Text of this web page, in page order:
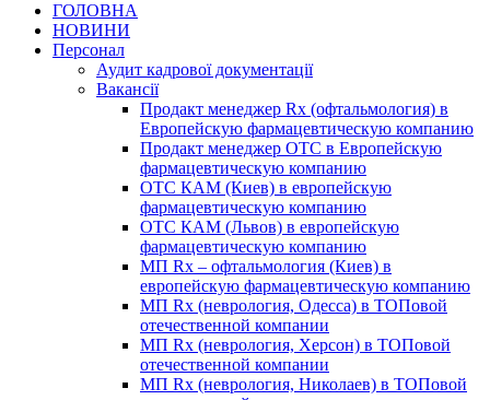
ГОЛОВНА
НОВИНИ
Персонал
Аудит кадрової документації
Вакансії
Продакт менеджер Rx (офтальмология) в
Европейскую фармацевтическую компанию
Продакт менеджер ОТС в Европейскую
фармацевтическую компанию
ОТС КАМ (Киев) в европейскую
фармацевтическую компанию
ОТС КАМ (Львов) в европейскую
фармацевтическую компанию
МП Rx – офтальмология (Киев) в
европейскую фармацевтическую компанию
МП Rx (неврология, Одесса) в ТОПовой
отечественной компании
МП Rx (неврология, Херсон) в ТОПовой
отечественной компании
МП Rx (неврология, Николаев) в ТОПовой